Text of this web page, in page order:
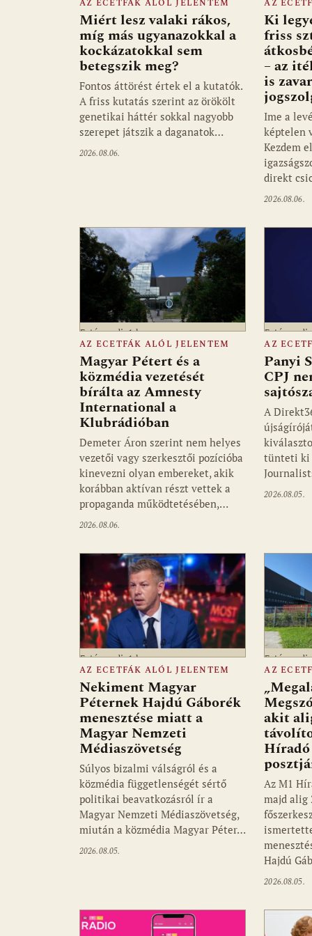
AZ ECETFÁK ALÓL JELENTEM
Miért lesz valaki rákos,
míg más ugyanazokkal a
kockázatokkal sem
betegszik meg?
Fontos áttörést értek el a kutatók.
A friss kutatás szerint az örökölt
genetikai háttér sokkal nagyobb
szerepet játszik a daganatok…
2026.08.06.
AZ
Ki
friss
– az
is
Ime a
képtelen
Kezdem
direkt
2026.08.06.
Fotó: media1.hu
AZ ECETFÁK ALÓL JELENTEM
Magyar Pétert és a
közmédia vezetését
bírálta az Amnesty
International a
Klubrádióban
Demeter Áron szerint nem helyes
vezetői vagy szerkesztői pozícióba
kinevezni olyan embereket, akik
korábban aktívan részt vettek a
propaganda működtetésében,…
2026.08.06.
Fotó:
AZ
Panyi
CPJ
A
tünteti ki
2026.08.05.
Fotó: media1.hu
AZ ECETFÁK ALÓL JELENTEM
Nekiment Magyar
Péternek Hajdú Gáborék
menesztése miatt a
Magyar Nemzeti
Médiaszövetség
Súlyos bizalmi válságról és a
közmédia függetlenségét sértő
politikai beavatkozásról ír a
Magyar Nemzeti Médiaszövetség,
miután a közmédia Magyar Péter…
2026.08.05.
Fotó:
AZ
akit
Az M1
majd
Hajdú
2026.08.05.